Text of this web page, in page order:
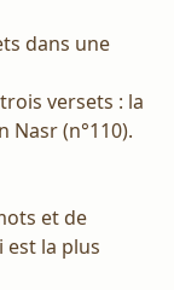
dans une
versets : la
Nasr (n°110).
et de
est la plus